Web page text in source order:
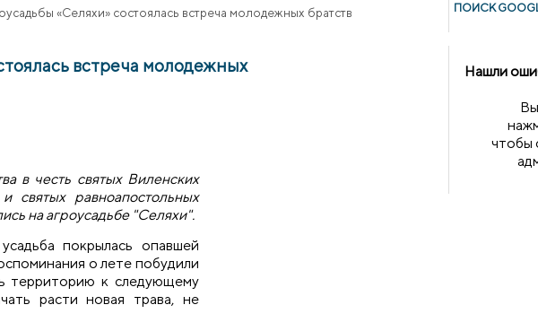
«Селяхи» состоялась встреча молодежных братств
встреча молодежных
в честь святых Виленских
святых равноапостольных
на агроусадьбе "Селяхи".
покрылась опавшей
о лете побудили
территорию к следующему
расти новая трава, не
ПОИСК
Нашли
чтобы